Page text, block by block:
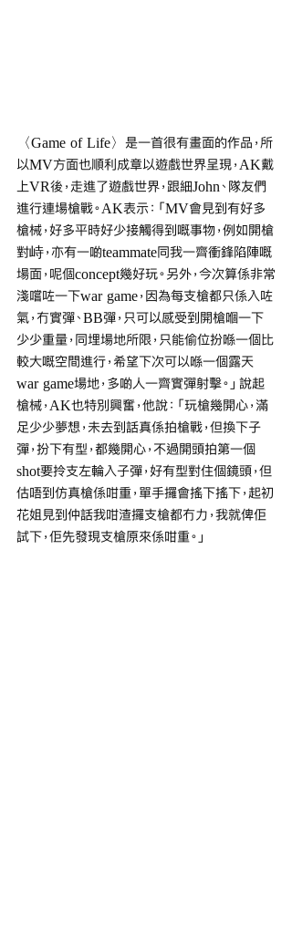
〈Game of Life〉是一首很有畫面的作品，所
以MV方面也順利成章以遊戲世界呈現，AK戴
上VR後，走進了遊戲世界，跟細John、隊友們
進行連場槍戰。AK表示：「MV會見到有好多
槍械，好多平時好少接觸得到嘅事物，例如開槍
對峙，亦有一啲teammate同我一齊衝鋒陷陣嘅
場面，呢個concept幾好玩。另外，今次算係非常
淺嚐咗一下war game，因為每支槍都只係入咗
氣，冇實彈、BB彈，只可以感受到開槍嗰一下
少少重量，同埋場地所限，只能偷位扮喺一個比
較大嘅空間進行，希望下次可以喺一個露天
war game場地，多啲人一齊實彈射擊。」說起
槍械，AK也特別興奮，他說：「玩槍幾開心，滿
足少少夢想，未去到話真係拍槍戰，但換下子
彈，扮下有型，都幾開心，不過開頭拍第一個
shot要拎支左輪入子彈，好有型對住個鏡頭，但
估唔到仿真槍係咁重，單手攞會搖下搖下，起初
花姐見到仲話我咁渣攞支槍都冇力，我就俾佢
試下，佢先發現支槍原來係咁重。」